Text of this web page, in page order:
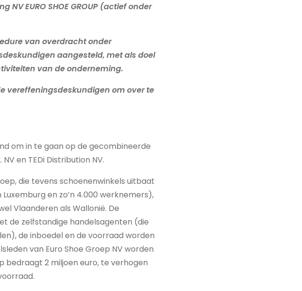
EURO SHOE GROUP (actief onder
van overdracht onder
aangesteld, met als doel
van de onderneming.
vereffeningsdeskundigen om over te
om in te gaan op de gecombineerde
en TEDi Distribution NV.
die tevens schoenenwinkels uitbaat
en zo’n 4.000 werknemers),
Vlaanderen als Wallonië. De
de zelfstandige handelsagenten (die
de inboedel en de voorraad worden
van Euro Shoe Groep NV worden
bedraagt 2 miljoen euro, te verhogen